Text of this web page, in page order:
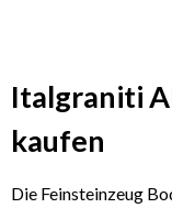
Italgraniti
kaufen
Die Feinsteinzeug